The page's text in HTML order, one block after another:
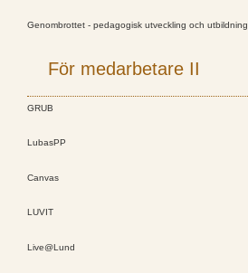
Genombrottet - pedagogisk utveckling och utbildning
För medarbetare II
GRUB
LubasPP
Canvas
LUVIT
Live@Lund